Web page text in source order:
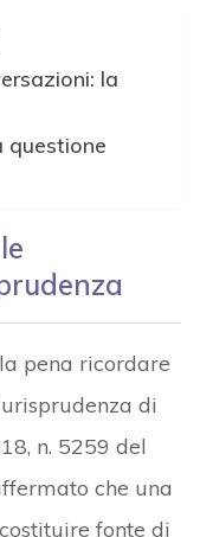
la
questione
pena ricordare
di
n. 5259 del
che una
fonte di